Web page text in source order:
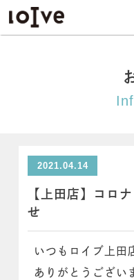
2021.04.14
【上田店】コロ
せ
いつもロイブ上田
ありがとうござい